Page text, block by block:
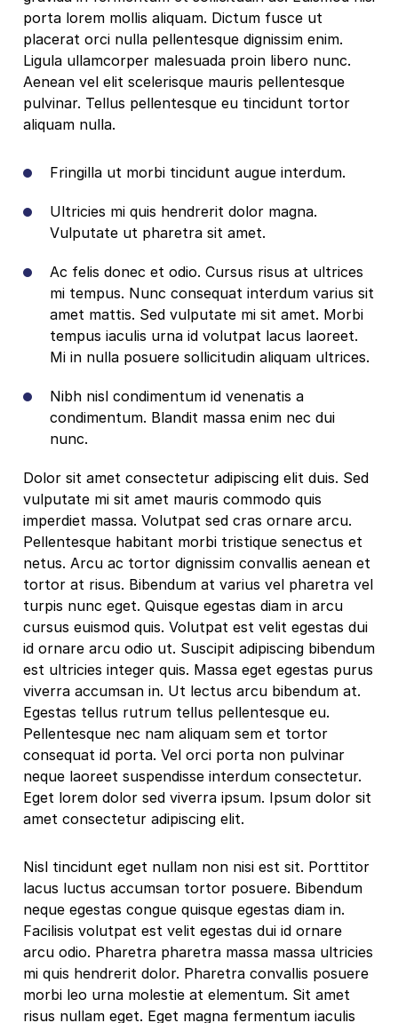
porta lorem mollis aliquam. Dictum fusce ut
placerat orci nulla pellentesque dignissim enim.
Ligula ullamcorper malesuada proin libero nunc.
Aenean vel elit scelerisque mauris pellentesque
pulvinar. Tellus pellentesque eu tincidunt tortor
aliquam nulla.
Fringilla ut morbi tincidunt augue interdum.
Ultricies mi quis hendrerit dolor magna.
Vulputate ut pharetra sit amet.
Ac felis donec et odio. Cursus risus at ultrices
mi tempus. Nunc consequat interdum varius sit
amet mattis. Sed vulputate mi sit amet. Morbi
tempus iaculis urna id volutpat lacus laoreet.
Mi in nulla posuere sollicitudin aliquam ultrices.
Nibh nisl condimentum id venenatis a
condimentum. Blandit massa enim nec dui
nunc.
Dolor sit amet consectetur adipiscing elit duis. Sed
vulputate mi sit amet mauris commodo quis
imperdiet massa. Volutpat sed cras ornare arcu.
Pellentesque habitant morbi tristique senectus et
netus. Arcu ac tortor dignissim convallis aenean et
tortor at risus. Bibendum at varius vel pharetra vel
turpis nunc eget. Quisque egestas diam in arcu
cursus euismod quis. Volutpat est velit egestas dui
id ornare arcu odio ut. Suscipit adipiscing bibendum
est ultricies integer quis. Massa eget egestas purus
viverra accumsan in. Ut lectus arcu bibendum at.
Egestas tellus rutrum tellus pellentesque eu.
Pellentesque nec nam aliquam sem et tortor
consequat id porta. Vel orci porta non pulvinar
neque laoreet suspendisse interdum consectetur.
Eget lorem dolor sed viverra ipsum. Ipsum dolor sit
amet consectetur adipiscing elit.
Nisl tincidunt eget nullam non nisi est sit. Porttitor
lacus luctus accumsan tortor posuere. Bibendum
neque egestas congue quisque egestas diam in.
Facilisis volutpat est velit egestas dui id ornare
arcu odio. Pharetra pharetra massa massa ultricies
mi quis hendrerit dolor. Pharetra convallis posuere
morbi leo urna molestie at elementum. Sit amet
risus nullam eget. Eget magna fermentum iaculis